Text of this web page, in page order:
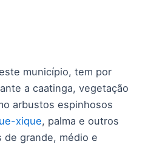
município, tem por
a caatinga, vegetação
arbustos espinhosos
xique, palma e outros
de grande, médio e